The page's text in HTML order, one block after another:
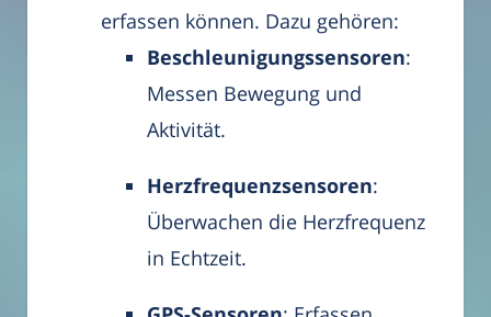
erfassen können. Dazu gehören:
Beschleunigungssensoren:
Messen Bewegung und
Aktivität.
Herzfrequenzsensoren:
Überwachen die Herzfrequenz
in Echtzeit.